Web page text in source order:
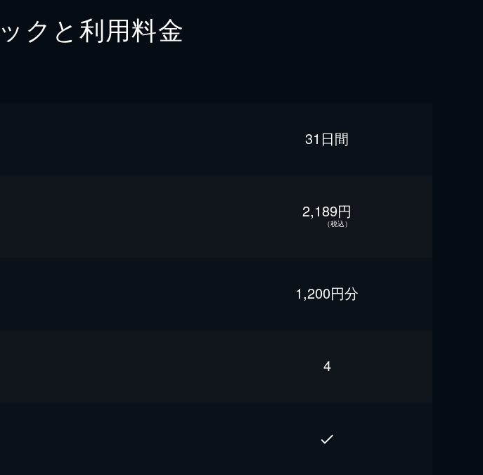
クと利用料金
31日間
2,189円
（税込）
1,200円分
4